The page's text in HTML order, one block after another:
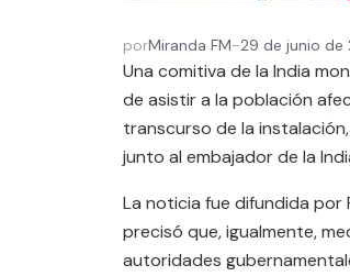
porMiranda FM-29 de junio de
Una comitiva de la India
de asistir a la población
transcurso de la
junto al embajador de la
La noticia fue difundida por
precisó que, igualmente,
autoridades